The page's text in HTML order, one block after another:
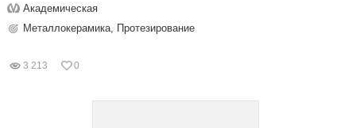
Академическая
Металлокерамика, Протезирование
3 213 0